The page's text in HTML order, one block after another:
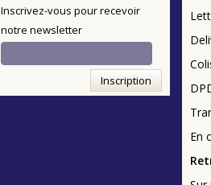
En
Inscrivez-vous pour recevoir
notre newsletter
Inscription